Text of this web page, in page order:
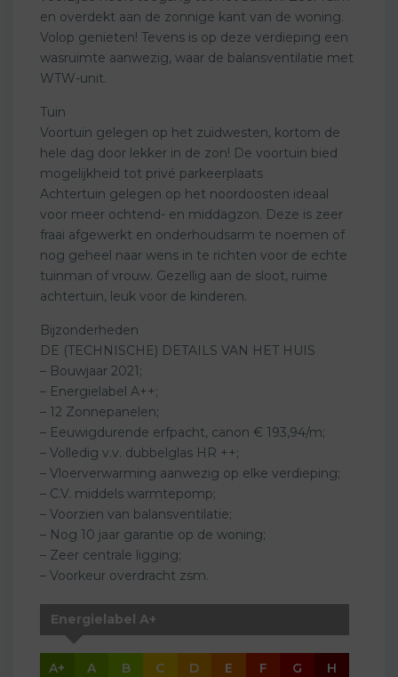
en overdekt aan de zonnige kant van de woning.
Volop genieten! Tevens is op deze verdieping een
wasruimte aanwezig, waar de balansventilatie met
WTW-unit.
Tuin
Voortuin gelegen op het zuidwesten, kortom de
hele dag door lekker in de zon! De voortuin bied
mogelijkheid tot privé parkeerplaats
Achtertuin gelegen op het noordoosten ideaal
voor meer ochtend- en middagzon. Deze is zeer
fraai afgewerkt en onderhoudsarm te noemen of
nog geheel naar wens in te richten voor de echte
tuinman of vrouw. Gezellig aan de sloot, ruime
achtertuin, leuk voor de kinderen.
Bijzonderheden
DE (TECHNISCHE) DETAILS VAN HET HUIS
– Bouwjaar 2021;
– Energielabel A++;
– 12 Zonnepanelen;
– Eeuwigdurende erfpacht, canon € 193,94/m;
– Volledig v.v. dubbelglas HR ++;
– Vloerverwarming aanwezig op elke verdieping;
– C.V. middels warmtepomp;
– Voorzien van balansventilatie;
– Nog 10 jaar garantie op de woning;
– Zeer centrale ligging;
– Voorkeur overdracht zsm.
Energielabel A+
A+ A B C D E F G H